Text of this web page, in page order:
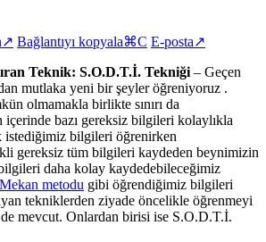
↗ Bağlantıyı kopyala⌘C E-posta↗
Teknik: S.O.D.T.İ. Tekniği – Geçen
mutlaka yeni bir şeyler öğreniyoruz .
olmamakla birlikte sınırı da
içerinde bazı gereksiz bilgileri kolaylıkla
istediğimiz bilgileri öğrenirken
gereksiz tüm bilgileri kaydeden beynimizin
daha kolay kaydedebileceğimiz
Mekan metodu gibi öğrendiğimiz bilgileri
tekniklerden ziyade öncelikle öğrenmeyi
mevcut. Onlardan birisi ise S.O.D.T.İ.